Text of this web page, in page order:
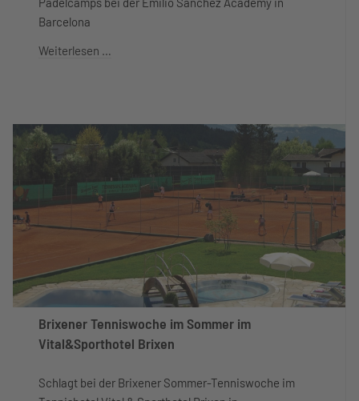
Barcelona
Weiterlesen …
Brixener Tenniswoche im Sommer im
Vital&Sporthotel Brixen
Schlagt bei der Brixener Sommer-Tenniswoche im